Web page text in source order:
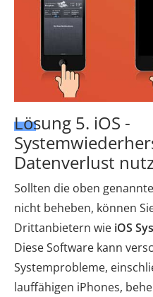
Lösung 5. iOS -
Datenverlust
Sollten die oben
nicht beheben, können
Drittanbietern wie iOS
Diese Software kann
Systemprobleme,
lauffähigen iPhones,